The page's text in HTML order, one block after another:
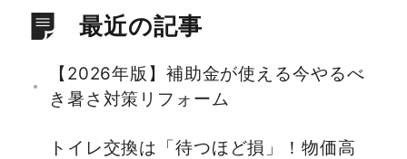
最近の記事
【2026年版】補助金が使える今やるべ
き暑さ対策リフォーム
トイレ交換は「待つほど損」！物価高